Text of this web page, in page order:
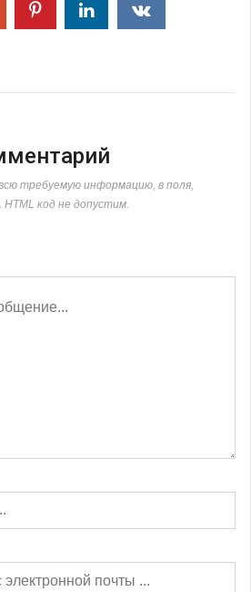
требуемую информацию, в поля,
HTML код не допустим.